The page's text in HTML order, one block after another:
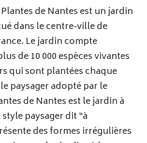
de Nantes est un jardin
dans le centre-ville de
Le jardin compte
de 10 000 espèces vivantes
qui sont plantées chaque
paysager adopté par le
de Nantes est le jardin à
style paysager dit “à
des formes irrégulières